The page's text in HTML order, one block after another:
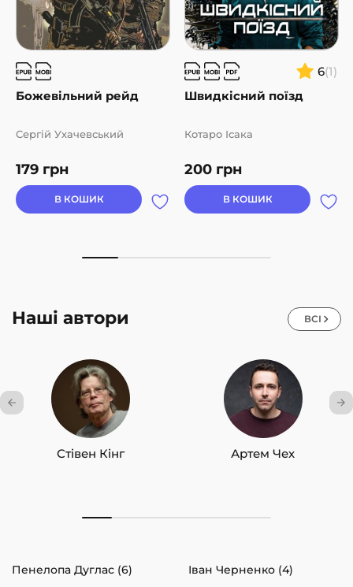
Божевільний рейд
179 грн
Сергій Ухачевський
В КОШИК
6(1)
Швидкісний поїзд
200 грн
Котаро Ісака
В КОШИК
Наші автори ВСІ
Стівен Кінг Артем Чех
Пенелопа Дуглас (6)
Іван Черненко (4)